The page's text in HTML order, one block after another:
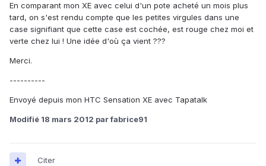
En comparant mon XE avec celui d'un pote acheté un mois plus
tard, on s'est rendu compte que les petites virgules dans une
case signifiant que cette case est cochée, est rouge chez moi et
verte chez lui ! Une idée d'où ça vient ???
Merci.
----------
Envoyé depuis mon HTC Sensation XE avec Tapatalk
Modifié 18 mars 2012 par fabrice91
Citer